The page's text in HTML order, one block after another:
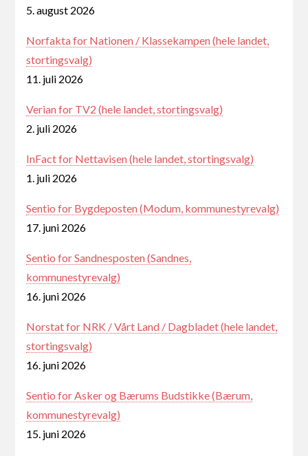
5. august 2026
Norfakta for Nationen / Klassekampen (hele landet,
stortingsvalg)
11. juli 2026
Verian for TV2 (hele landet, stortingsvalg)
2. juli 2026
InFact for Nettavisen (hele landet, stortingsvalg)
1. juli 2026
Sentio for Bygdeposten (Modum, kommunestyrevalg)
17. juni 2026
Sentio for Sandnesposten (Sandnes,
kommunestyrevalg)
16. juni 2026
Norstat for NRK / Vårt Land / Dagbladet (hele landet,
stortingsvalg)
16. juni 2026
Sentio for Asker og Bærums Budstikke (Bærum,
kommunestyrevalg)
15. juni 2026